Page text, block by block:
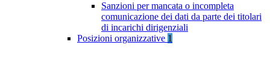
Sanzioni per mancata o incompleta
comunicazione dei dati da parte dei titolari
di incarichi dirigenziali
Posizioni organizzative 1